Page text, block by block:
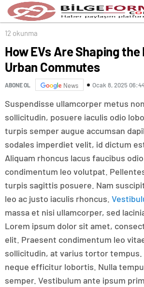
12 okunma
How EVs Are Shaping
Urban Commutes
ABONE OL News Ocak 8, 2025
Suspendisse ullamcorper metus
sollicitudin, posuere iaculis odio
turpis semper augue accumsan
sodales imperdiet velit, id dictum
Aliquam rhoncus lacus faucibus
condimentum leo volutpat.
turpis sagittis posuere. Nam
leo ac justo iaculis rhoncus.
massa et nisi ullamcorper, sed
Lorem ipsum dolor sit amet,
elit. Praesent condimentum leo
sollicitudin, at varius tortor tempus.
neque efficitur lobortis. Nulla
semper. Vestibulum ante ipsum